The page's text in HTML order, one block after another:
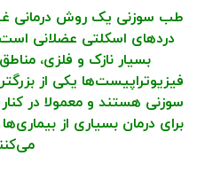
طب سوزنی یک روش درمانی
دردهای اسکلتی عضلانی
بسیار نازک و فلزی،
فیزیوتراپیست‌ها یکی از
سوزنی هستند و معمولا در
برای درمان بسیاری از